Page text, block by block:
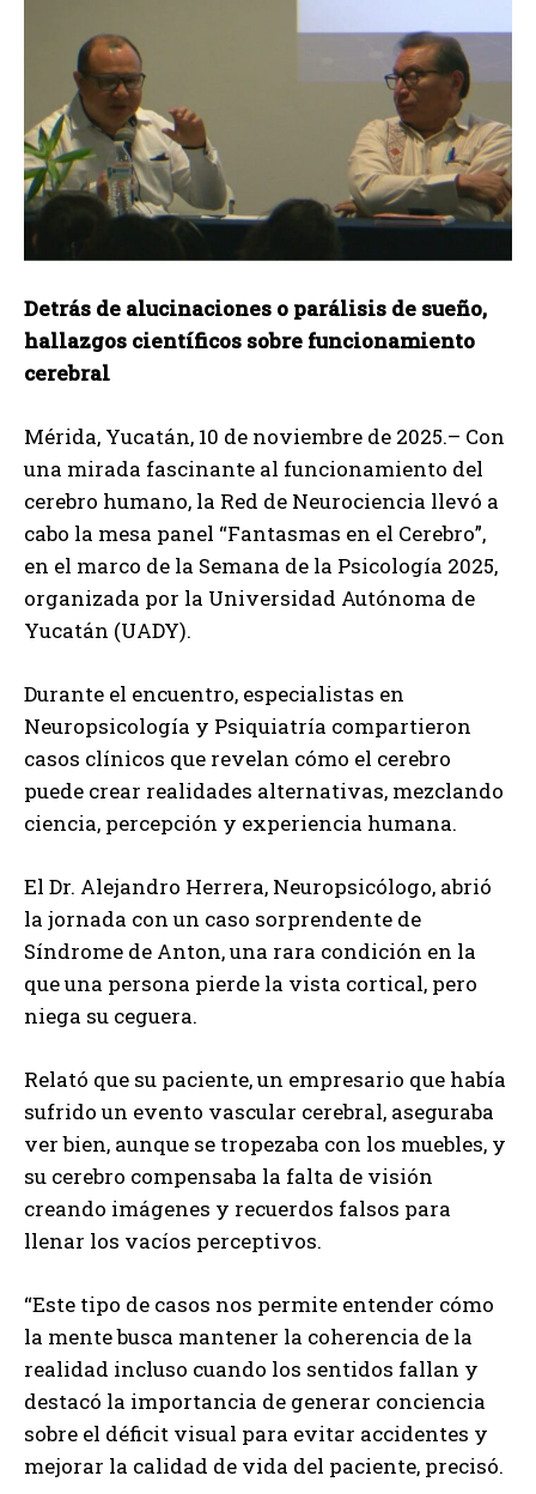
Detrás de alucinaciones o parálisis de sueño,
hallazgos científicos sobre funcionamiento
cerebral
Mérida, Yucatán, 10 de noviembre de 2025.– Con
una mirada fascinante al funcionamiento del
cerebro humano, la Red de Neurociencia llevó a
cabo la mesa panel “Fantasmas en el Cerebro”,
en el marco de la Semana de la Psicología 2025,
organizada por la Universidad Autónoma de
Yucatán (UADY).
Durante el encuentro, especialistas en
Neuropsicología y Psiquiatría compartieron
casos clínicos que revelan cómo el cerebro
puede crear realidades alternativas, mezclando
ciencia, percepción y experiencia humana.
El Dr. Alejandro Herrera, Neuropsicólogo, abrió
la jornada con un caso sorprendente de
Síndrome de Anton, una rara condición en la
que una persona pierde la vista cortical, pero
niega su ceguera.
Relató que su paciente, un empresario que había
sufrido un evento vascular cerebral, aseguraba
ver bien, aunque se tropezaba con los muebles, y
su cerebro compensaba la falta de visión
creando imágenes y recuerdos falsos para
llenar los vacíos perceptivos.
“Este tipo de casos nos permite entender cómo
la mente busca mantener la coherencia de la
realidad incluso cuando los sentidos fallan y
destacó la importancia de generar conciencia
sobre el déficit visual para evitar accidentes y
mejorar la calidad de vida del paciente, precisó.